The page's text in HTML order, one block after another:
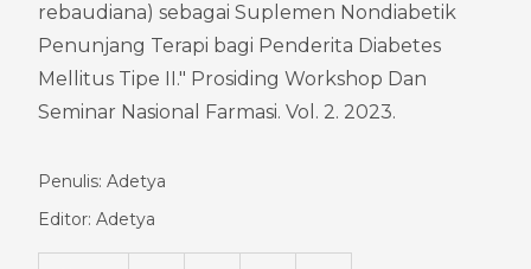
rebaudiana) sebagai Suplemen Nondiabetik
Penunjang Terapi bagi Penderita Diabetes
Mellitus Tipe II." Prosiding Workshop Dan
Seminar Nasional Farmasi. Vol. 2. 2023.
Penulis: Adetya
Editor: Adetya